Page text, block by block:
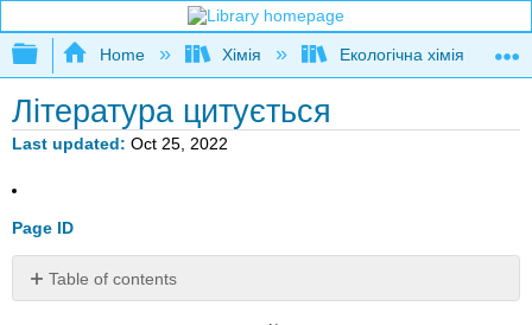
Expand/collapse global hierarchy
Home Хімія Екологічна хімія
Література цитується
Last updated Oct 25, 2022
Page ID
Table of contents
No